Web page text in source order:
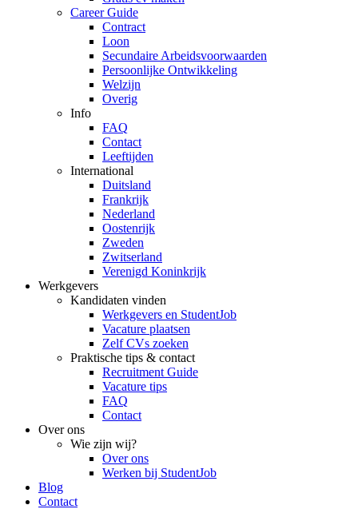
Career Guide
Contract
Loon
Secundaire Arbeidsvoorwaarden
Persoonlijke Ontwikkeling
Welzijn
Overig
Info
FAQ
Contact
Leeftijden
International
Duitsland
Frankrijk
Nederland
Oostenrijk
Zweden
Zwitserland
Verenigd Koninkrijk
Werkgevers
Kandidaten vinden
Werkgevers en StudentJob
Vacature plaatsen
Zelf CVs zoeken
Praktische tips & contact
Recruitment Guide
Vacature tips
FAQ
Contact
Over ons
Wie zijn wij?
Over ons
Werken bij StudentJob
Blog
Contact